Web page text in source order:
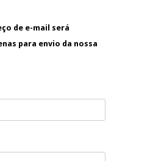
de e-mail será
para envio da nossa